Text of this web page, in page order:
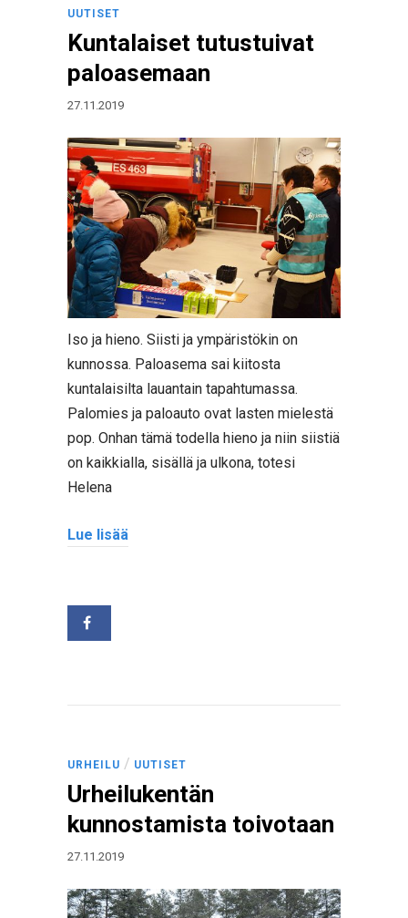
UUTISET
Kuntalaiset tutustuivat
paloasemaan
27.11.2019
Iso ja hieno. Siisti ja ympäristökin on
kunnossa. Paloasema sai kiitosta
kuntalaisilta lauantain tapahtumassa.
Palomies ja paloauto ovat lasten mielestä
pop. Onhan tämä todella hieno ja niin siistiä
on kaikkialla, sisällä ja ulkona, totesi
Helena
Lue lisää
URHEILU / UUTISET
Urheilukentän
kunnostamista toivotaan
27.11.2019